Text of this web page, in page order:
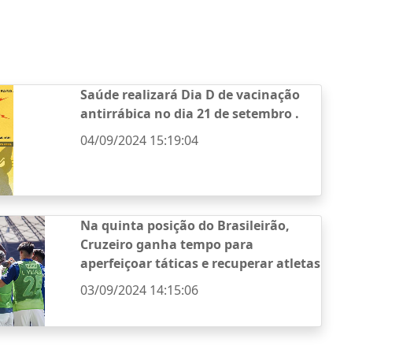
Saúde realizará Dia D de vacinação
antirrábica no dia 21 de setembro .
04/09/2024 15:19:04
Na quinta posição do Brasileirão,
Cruzeiro ganha tempo para
aperfeiçoar táticas e recuperar atletas
03/09/2024 14:15:06